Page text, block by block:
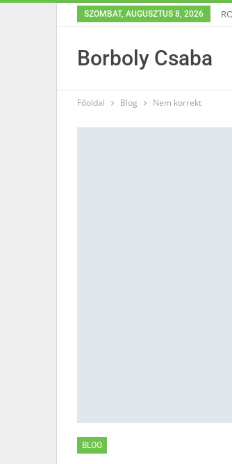
SZOMBAT, AUGUSZTUS 8, 2026
Borboly Csaba
Főoldal Blog Nem korrekt
BLOG